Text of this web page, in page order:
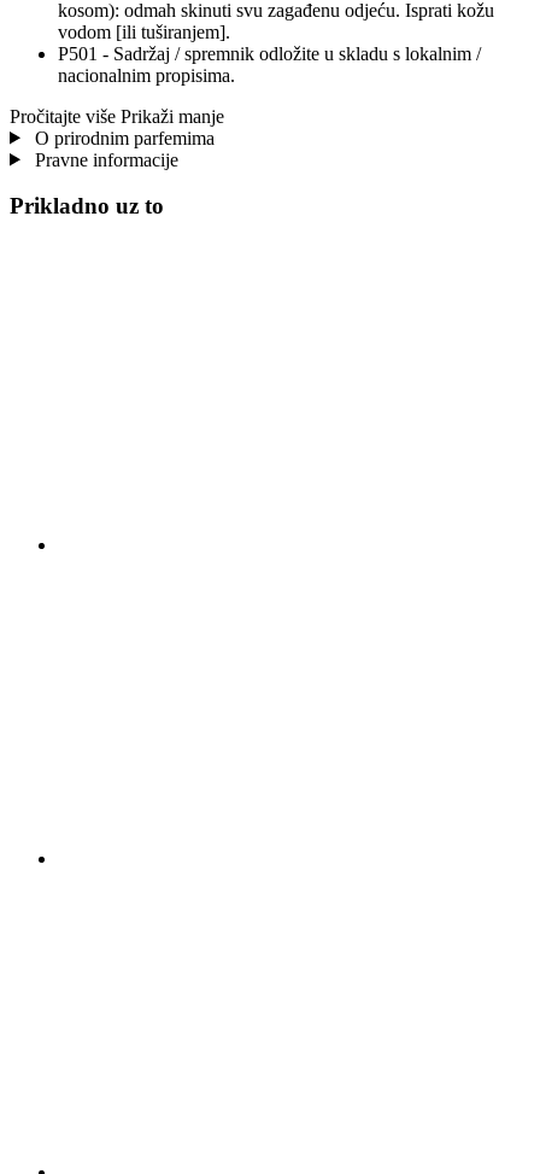
kosom): odmah skinuti svu zagađenu odjeću. Isprati kožu
vodom [ili tuširanjem].
P501 - Sadržaj / spremnik odložite u skladu s lokalnim /
nacionalnim propisima.
Pročitajte više Prikaži manje
O prirodnim parfemima
Pravne informacije
Prikladno uz to